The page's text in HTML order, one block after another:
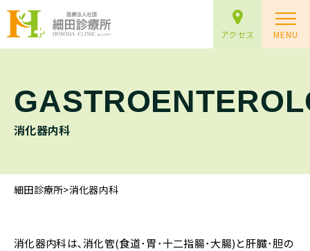
アクセス MENU
消化器内科
細田診療所>消化器内科
消化器内科は､消化管(食道･胃･十二指腸･大腸)と肝臓･胆の